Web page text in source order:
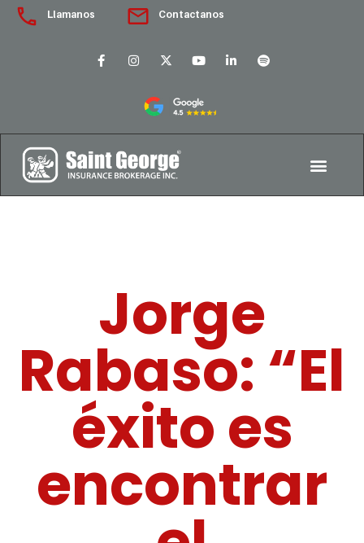
Llamanos Contactanos
Jorge
Rabaso: “El
éxito es
encontrar